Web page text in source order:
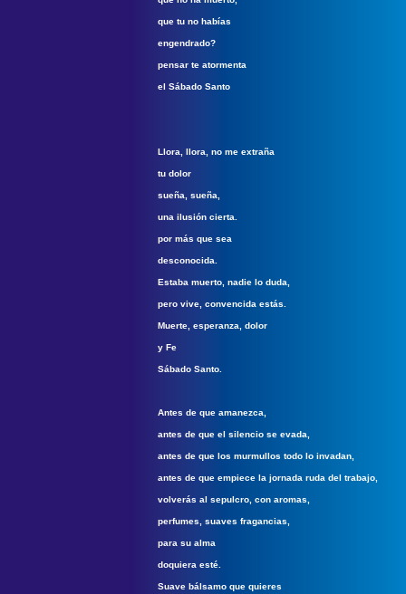
que tu no habías
engendrado?
pensar te atormenta
el Sábado Santo
Llora, llora, no me extraña
tu dolor
sueña, sueña,
una ilusión cierta.
por más que sea
desconocida.
Estaba muerto, nadie lo duda,
pero vive, convencida estás.
Muerte, esperanza, dolor
y Fe
Sábado Santo.
Antes de que amanezca,
antes de que el silencio se evada,
antes de que los murmullos todo lo invadan,
antes de que empiece la jornada ruda del trabajo,
volverás al sepulcro, con aromas,
perfumes, suaves fragancias,
para su alma
doquiera esté.
Suave bálsamo que quieres